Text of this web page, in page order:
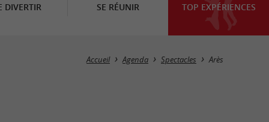
DIVERTIR SE RÉUNIR TOP EXPÉRIENCES
Masquer la carte
Accueil Agenda Spectacles Arès